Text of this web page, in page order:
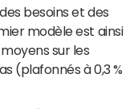
besoins et des
modèle est ainsi
sur les
(plafonnés à 0,3 %